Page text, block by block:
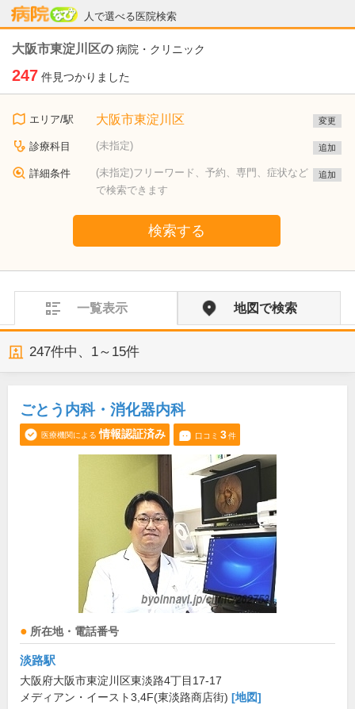
人で選べる医院検索
病院なび
大阪市東淀川区の 病院・クリニック
247 件見つかりました
エリア/駅 大阪市東淀川区 変更
診療科目 (未指定) 追加
詳細条件
(未指定)フリーワード、予約、専門、症状など
で検索できます
追加
検索する
一覧表示 地図で検索
247件中、 1～15件
ごとう内科・消化器内科
医療機関による 情報認証済み 口コミ 3件
所在地・電話番号
淡路駅
大阪府大阪市東淀川区東淡路4丁目17-17
メディアン・イースト3,4F(東淡路商店街) [地図]